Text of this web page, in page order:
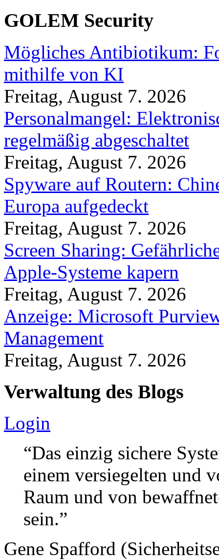
GOLEM Security
Mögliches Antibiotikum:
mithilfe von KI
Freitag, August 7. 2026
Personalmangel:
regelmäßig abgeschaltet
Freitag, August 7. 2026
Spyware auf Routern:
Europa aufgedeckt
Freitag, August 7. 2026
Screen Sharing:
Apple-Systeme kapern
Freitag, August 7. 2026
Anzeige: Microsoft
Management
Freitag, August 7. 2026
Verwaltung des Blogs
Login
“Das einzig sichere
einem versiegelten und
Raum und von
sein.”
Gene Spafford